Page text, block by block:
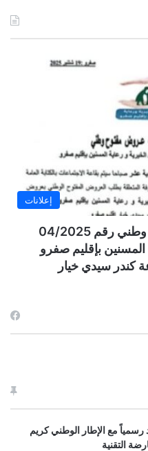
إعلانات
إعلان عن طلب عروض مفتوح وطني رقم 04/2025
المسنين بإقليم صفرو
كندر سيدي خيار
رسمياً مع الإطار الوطني كريم
التقنية